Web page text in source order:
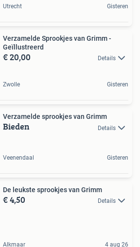
Utrecht Gisteren
Verzamelde Sprookjes van Grimm -
Geïllustreerd
€ 20,00 Details
Zwolle Gisteren
Verzamelde sprookjes van Grimm
Bieden Details
Veenendaal Gisteren
De leukste sprookjes van Grimm
€ 4,50 Details
Alkmaar 4 aug 26